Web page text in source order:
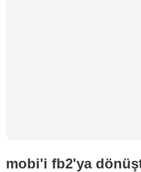
mobi'i fb2'ya